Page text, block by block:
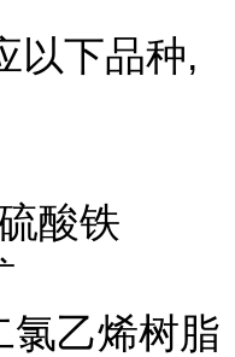
以下品种,
酸铁
氯乙烯树脂